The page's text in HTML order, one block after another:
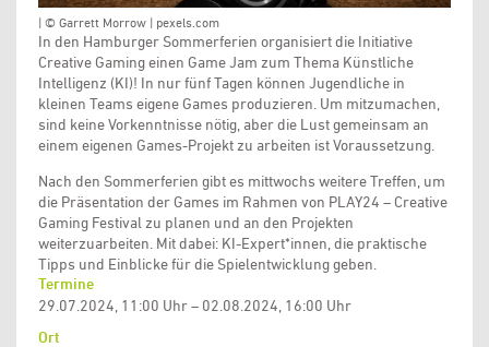
In den Hamburger Sommerferien organisiert die Initiative
Creative Gaming einen Game Jam zum Thema Künstliche
Intelligenz (KI)! In nur fünf Tagen können Jugendliche in
kleinen Teams eigene Games produzieren. Um mitzumachen,
sind keine Vorkenntnisse nötig, aber die Lust gemeinsam an
einem eigenen Games-Projekt zu arbeiten ist Voraussetzung.
Nach den Sommerferien gibt es mittwochs weitere Treffen, um
die Präsentation der Games im Rahmen von PLAY24 – Creative
Gaming Festival zu planen und an den Projekten
weiterzuarbeiten. Mit dabei: KI-Expert*innen, die praktische
Tipps und Einblicke für die Spielentwicklung geben.
| © Garrett Morrow | pexels.com
Termine
29.07.2024, 11:00 Uhr – 02.08.2024, 16:00 Uhr
Ort